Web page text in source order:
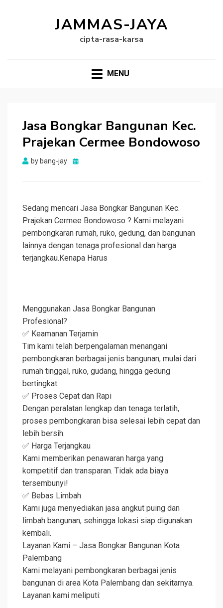
JAMMAS-JAYA
cipta-rasa-karsa
MENU
Jasa Bongkar Bangunan Kec.
Prajekan Cermee Bondowoso
by bang-jay
Posted
Sedang mencari Jasa Bongkar Bangunan Kec.
Prajekan Cermee Bondowoso ? Kami melayani
pembongkaran rumah, ruko, gedung, dan bangunan
lainnya dengan tenaga profesional dan harga
terjangkau.Kenapa Harus
Menggunakan Jasa Bongkar Bangunan
Profesional?
✅ Keamanan Terjamin
Tim kami telah berpengalaman menangani
pembongkaran berbagai jenis bangunan, mulai dari
rumah tinggal, ruko, gudang, hingga gedung
bertingkat.
✅ Proses Cepat dan Rapi
Dengan peralatan lengkap dan tenaga terlatih,
proses pembongkaran bisa selesai lebih cepat dan
lebih bersih.
✅ Harga Terjangkau
Kami memberikan penawaran harga yang
kompetitif dan transparan. Tidak ada biaya
tersembunyi!
✅ Bebas Limbah
Kami juga menyediakan jasa angkut puing dan
limbah bangunan, sehingga lokasi siap digunakan
kembali.
Layanan Kami – Jasa Bongkar Bangunan Kota
Palembang
Kami melayani pembongkaran berbagai jenis
bangunan di area Kota Palembang dan sekitarnya.
Layanan kami meliputi: